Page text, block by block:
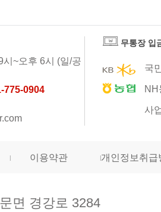
시~오후 6시 (일/공
775-0904
무통장 입
국
사
이용약관 개인정보취급
면 경강로 3284